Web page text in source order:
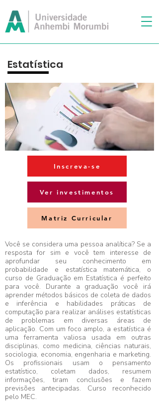
Estatística
Inscreva-se
Ver investimentos
Matriz Curricular
Você se considera uma pessoa analítica? Se a
resposta for sim e você tem interesse de
aprofundar seu conhecimento em
probabilidade e estatística matemática, o
curso de Graduação em Estatística é perfeito
para você. Durante a graduação você irá
aprender métodos básicos de coleta de dados
e inferência e habilidades práticas de
computação para realizar análises estatísticas
de problemas em diversas áreas de
aplicação. Com um foco amplo, a estatística é
uma ferramenta valiosa usada em outras
disciplinas, como medicina, ciências naturais,
sociologia, economia, engenharia e marketing.
Os profissionais usam o pensamento
estatístico, coletam dados, resumem
informações, tiram conclusões e fazem
previsões antecipadas. Curso reconhecido
pelo MEC.